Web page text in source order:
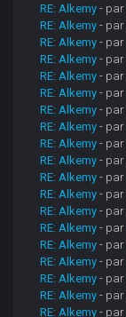
RE: Alkemy - par
RE: Alkemy - par
RE: Alkemy - par
RE: Alkemy - par
RE: Alkemy - par
RE: Alkemy - par
RE: Alkemy - par
RE: Alkemy - par
RE: Alkemy - par
RE: Alkemy - par
RE: Alkemy - par
RE: Alkemy - par
RE: Alkemy - par
RE: Alkemy - par
RE: Alkemy -
RE: Alkemy - par
RE: Alkemy - par
RE: Alkemy - par
RE: Alkemy - par